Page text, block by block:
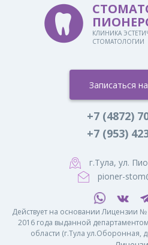
КЛИНИКА
СТОМАТОЛОГИИ
Записаться
+7 (4872)
+7 (953)
г.Тула, ул.
pioner-
Действует на основании Лицензии
2016 года выданной
области (г.Тула ул.Оборонная,